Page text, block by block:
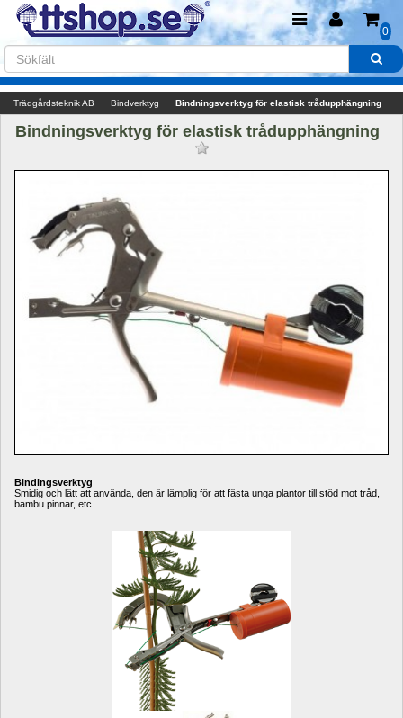
0
Trädgårdsteknik AB Bindverktyg Bindningsverktyg för elastisk trådupphängning
Bindningsverktyg för elastisk trådupphängning
Bindingsverktyg
Smidig och lätt att använda, den är lämplig för att fästa unga plantor till stöd mot tråd,
bambu pinnar, etc.